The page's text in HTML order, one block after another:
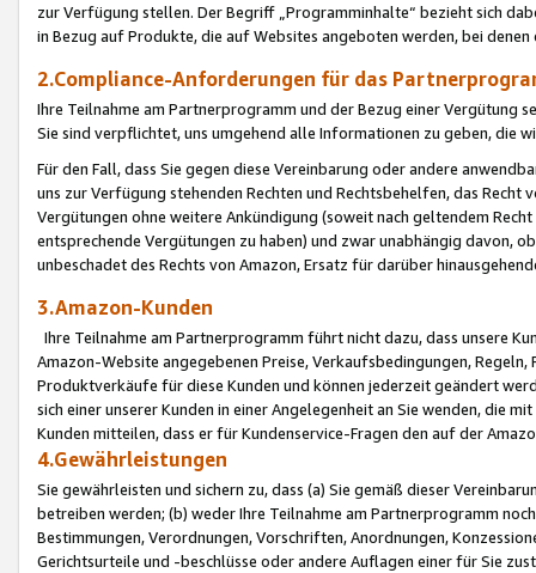
zur Verfügung stellen. Der Begriff „Programminhalte“ bezieht sich
in Bezug auf Produkte, die auf Websites angeboten werden, bei
2.Compliance-Anforderungen für das
Ihre Teilnahme am Partnerprogramm und der Bezug einer Vergütung
Sie sind verpflichtet, uns umgehend alle Informationen zu geben, die
Für den Fall, dass Sie gegen diese Vereinbarung oder andere
uns zur Verfügung stehenden Rechten und Rechtsbehelfen, das
Vergütungen ohne weitere Ankündigung (soweit nach geltendem
entsprechende Vergütungen zu haben) und zwar unabhängig davon,
unbeschadet des Rechts von Amazon, Ersatz für darüber
3.Amazon-Kunden
Ihre Teilnahme am Partnerprogramm führt nicht dazu, dass unsere
Amazon-Website angegebenen Preise, Verkaufsbedingungen,
Produktverkäufe für diese Kunden und können jederzeit geändert
sich einer unserer Kunden in einer Angelegenheit an Sie wenden, die
Kunden mitteilen, dass er für Kundenservice-Fragen den auf der
4.Gewährleistungen
Sie gewährleisten und sichern zu, dass (a) Sie gemäß dieser
betreiben werden; (b) weder Ihre Teilnahme am Partnerprogramm
Bestimmungen, Verordnungen, Vorschriften, Anordnungen,
Gerichtsurteile und -beschlüsse oder andere Auflagen einer für Sie